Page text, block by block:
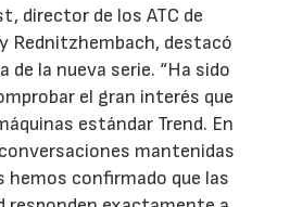
director de los ATC de
Rednitzhembach, destacó
de la nueva serie. “Ha sido
el gran interés que
estándar Trend. En
mantenidas
hemos confirmado que las